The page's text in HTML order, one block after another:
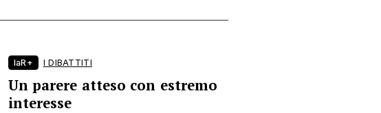
laR+ I DIBATTITI
Un parere atteso con estremo
interesse